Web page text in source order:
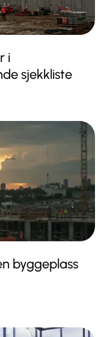
i
sjekkliste
byggeplass